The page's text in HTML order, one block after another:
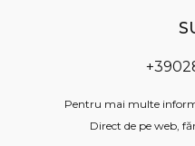
Pentru mai multe
Direct de pe web,